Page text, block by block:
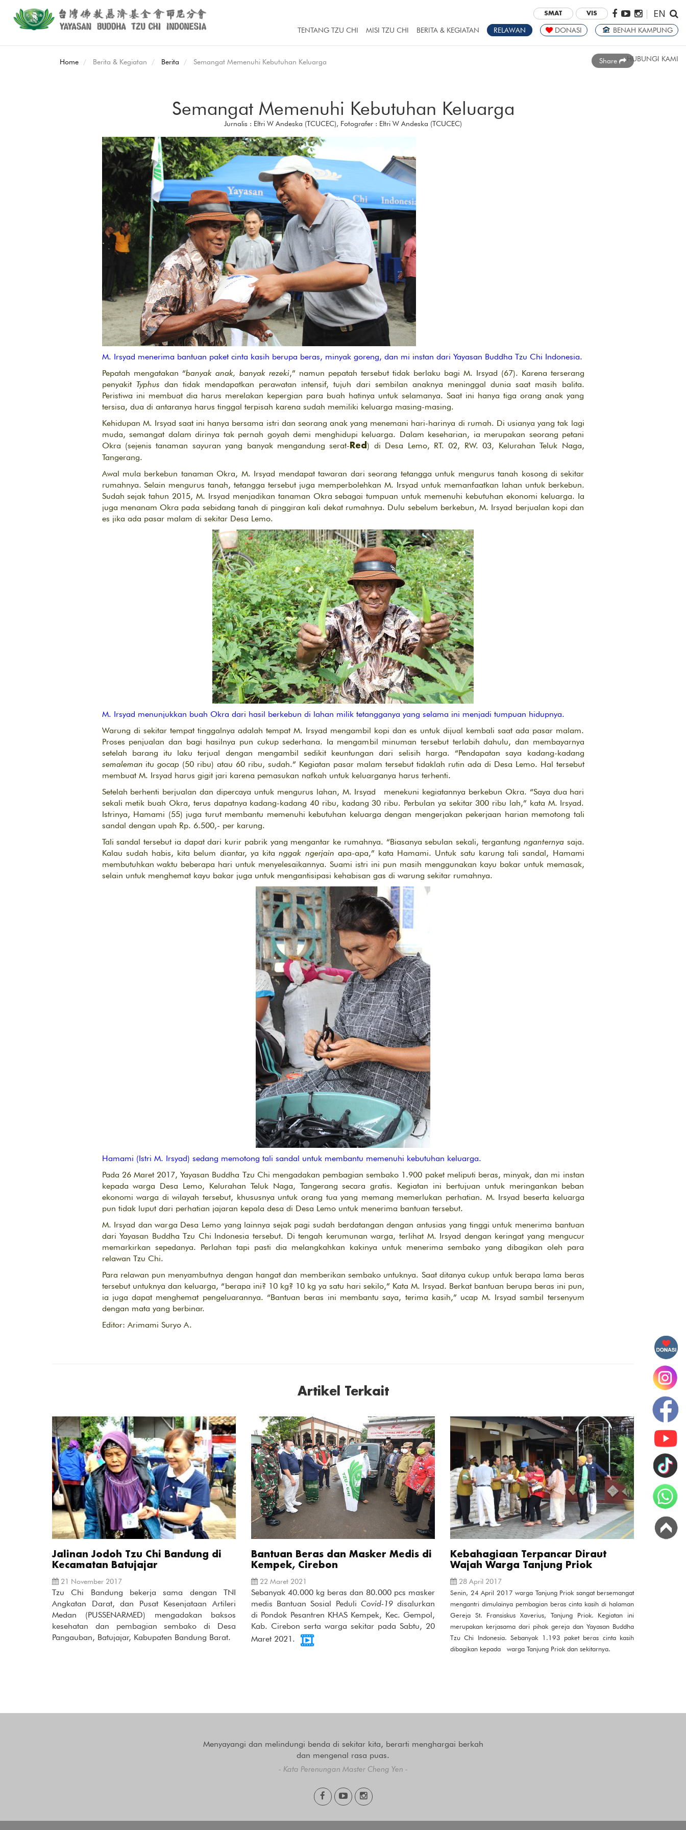
SMAT VIS | EN
TENTANG TZU CHI MISI TZU CHI BERITA & KEGIATAN RELAWAN DONASI BENAH KAMPUNG
HUBUNGI KAMI
Home Berita & Kegiatan Berita Semangat Memenuhi Kebutuhan Keluarga Share
Semangat Memenuhi Kebutuhan Keluarga
Jurnalis : Eltri W Andeska (TCUCEC), Fotografer : Eltri W Andeska (TCUCEC)
M. Irsyad menerima bantuan paket cinta kasih berupa beras, minyak goreng, dan mi instan dari Yayasan Buddha Tzu Chi Indonesia.
Pepatah mengatakan “banyak anak, banyak rezeki,” namun pepatah tersebut tidak berlaku bagi M. Irsyad (67). Karena terserang
penyakit Typhus dan tidak mendapatkan perawatan intensif, tujuh dari sembilan anaknya meninggal dunia saat masih balita.
Peristiwa ini membuat dia harus merelakan kepergian para buah hatinya untuk selamanya. Saat ini hanya tiga orang anak yang
tersisa, dua di antaranya harus tinggal terpisah karena sudah memiliki keluarga masing-masing.
Kehidupan M. Irsyad saat ini hanya bersama istri dan seorang anak yang menemani hari-harinya di rumah. Di usianya yang tak lagi
muda, semangat dalam dirinya tak pernah goyah demi menghidupi keluarga. Dalam keseharian, ia merupakan seorang petani
Okra (sejenis tanaman sayuran yang banyak mengandung serat- Red) di Desa Lemo, RT. 02, RW. 03, Kelurahan Teluk Naga,
Tangerang.
Awal mula berkebun tanaman Okra, M. Irsyad mendapat tawaran dari seorang tetangga untuk mengurus tanah kosong di sekitar
rumahnya. Selain mengurus tanah, tetangga tersebut juga memperbolehkan M. Irsyad untuk memanfaatkan lahan untuk berkebun.
Sudah sejak tahun 2015, M. Irsyad menjadikan tanaman Okra sebagai tumpuan untuk memenuhi kebutuhan ekonomi keluarga. Ia
juga menanam Okra pada sebidang tanah di pinggiran kali dekat rumahnya. Dulu sebelum berkebun, M. Irsyad berjualan kopi dan
es jika ada pasar malam di sekitar Desa Lemo.
M. Irsyad menunjukkan buah Okra dari hasil berkebun di lahan milik tetangganya yang selama ini menjadi tumpuan hidupnya.
Warung di sekitar tempat tinggalnya adalah tempat M. Irsyad mengambil kopi dan es untuk dijual kembali saat ada pasar malam.
Proses penjualan dan bagi hasilnya pun cukup sederhana. Ia mengambil minuman tersebut terlabih dahulu, dan membayarnya
setelah barang itu laku terjual dengan mengambil sedikit keuntungan dari selisih harga. “Pendapatan saya kadang-kadang
semaleman itugocap (50 ribu) atau 60 ribu, sudah.” Kegiatan pasar malam tersebut tidaklah rutin ada di Desa Lemo. Hal tersebut
membuat M. Irsyad harus gigit jari karena pemasukan nafkah untuk keluarganya harus terhenti.
Setelah berhenti berjualan dan dipercaya untuk mengurus lahan, M. Irsyad menekuni kegiatannya berkebun Okra. “Saya dua hari
sekali metik buah Okra, terus dapatnya kadang-kadang 40 ribu, kadang 30 ribu. Perbulan ya sekitar 300 ribu lah,” kata M. Irsyad.
Istrinya, Hamami (55) juga turut membantu memenuhi kebutuhan keluarga dengan mengerjakan pekerjaan harian memotong tali
sandal dengan upah Rp. 6.500,- per karung.
Tali sandal tersebut ia dapat dari kurir pabrik yang mengantar ke rumahnya. “Biasanya sebulan sekali, tergantung nganternya saja.
Kalau sudah habis, kita belum diantar, ya kita nggak ngerjain apa-apa,” kata Hamami. Untuk satu karung tali sandal, Hamami
membutuhkan waktu beberapa hari untuk menyelesaikannya. Suami istri ini pun masih menggunakan kayu bakar untuk memasak,
selain untuk menghemat kayu bakar juga untuk mengantisipasi kehabisan gas di warung sekitar rumahnya.
Hamami (Istri M. Irsyad) sedang memotong tali sandal untuk membantu memenuhi kebutuhan keluarga.
Pada 26 Maret 2017, Yayasan Buddha Tzu Chi mengadakan pembagian sembako 1.900 paket meliputi beras, minyak, dan mi instan
kepada warga Desa Lemo, Kelurahan Teluk Naga, Tangerang secara gratis. Kegiatan ini bertujuan untuk meringankan beban
ekonomi warga di wilayah tersebut, khususnya untuk orang tua yang memang memerlukan perhatian. M. Irsyad beserta keluarga
pun tidak luput dari perhatian jajaran kepala desa di Desa Lemo untuk menerima bantuan tersebut.
M. Irsyad dan warga Desa Lemo yang lainnya sejak pagi sudah berdatangan dengan antusias yang tinggi untuk menerima bantuan
dari Yayasan Buddha Tzu Chi Indonesia tersebut. Di tengah kerumunan warga, terlihat M. Irsyad dengan keringat yang mengucur
memarkirkan sepedanya. Perlahan tapi pasti dia melangkahkan kakinya untuk menerima sembako yang dibagikan oleh para
relawan Tzu Chi.
Para relawan pun menyambutnya dengan hangat dan memberikan sembako untuknya. Saat ditanya cukup untuk berapa lama beras
tersebut untuknya dan keluarga, “berapa ini? 10 kg? 10 kg ya satu hari sekilo,” Kata M. Irsyad. Berkat bantuan berupa beras ini pun,
ia juga dapat menghemat pengeluarannya. “Bantuan beras ini membantu saya, terima kasih,” ucap M. Irsyad sambil tersenyum
dengan mata yang berbinar.
Editor: Arimami Suryo A.
Artikel Terkait
Jalinan Jodoh Tzu Chi Bandung di
Kecamatan Batujajar
21 November 2017
Tzu Chi Bandung bekerja sama dengan TNI
Angkatan Darat, dan Pusat Kesenjataan Artileri
Medan (PUSSENARMED) mengadakan baksos
kesehatan dan pembagian sembako di Desa
Pangauban, Batujajar, Kabupaten Bandung Barat.
Bantuan Beras dan Masker Medis di
Kempek, Cirebon
22 Maret 2021
Sebanyak 40.000 kg beras dan 80.000 pcs masker
medis Bantuan Sosial Peduli Covid-19disalurkan
di Pondok Pesantren KHAS Kempek, Kec. Gempol,
Kab. Cirebon serta warga sekitar pada Sabtu, 20
Maret 2021.
Kebahagiaan Terpancar Diraut
Wajah Warga Tanjung Priok
28 April 2017
Senin, 24 April 2017 warga Tanjung Priok sangat bersemangat
mengantri dimulainya pembagian beras cinta kasih di halaman
Gereja St. Fransiskus Xaverius, Tanjung Priok. Kegiatan ini
merupakan kerjasama dari pihak gereja dan Yayasan Buddha
Tzu Chi Indonesia. Sebanyak 1.193 paket beras cinta kasih
dibagikan kepada warga Tanjung Priok dan sekitarnya.
Menyayangi dan melindungi benda di sekitar kita, berarti menghargai berkah
dan mengenal rasa puas.
- Kata Perenungan Master Cheng Yen -